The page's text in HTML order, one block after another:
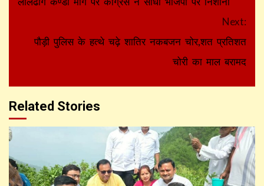
Reading
Next:
पौड़ी पुलिस के हत्थे चढ़े शातिर नकबजन चोर,शत प्रतिशत
चोरी का माल बरामद
Related Stories